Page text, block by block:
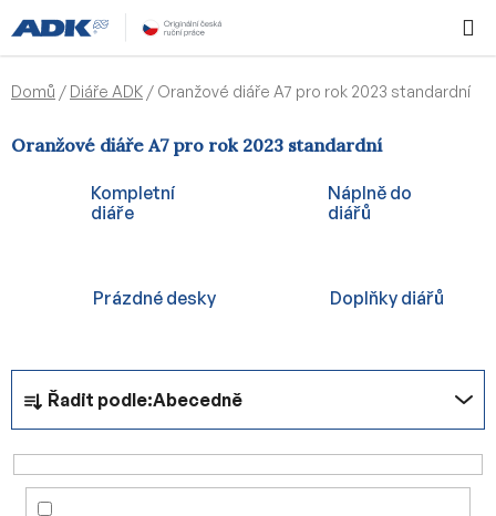
na
obsah
KOŠÍK
Domů / Diáře ADK / Oranžové diáře A7 pro rok 2023 standardní
Oranžové diáře A7 pro rok 2023 standardní
Kompletní
diáře
Náplně do
diářů
Prázdné desky Doplňky diářů
Ř
z
e
n
Řadit podle:Abecedně